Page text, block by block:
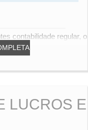
contabilidade regular, o
LUCROS E